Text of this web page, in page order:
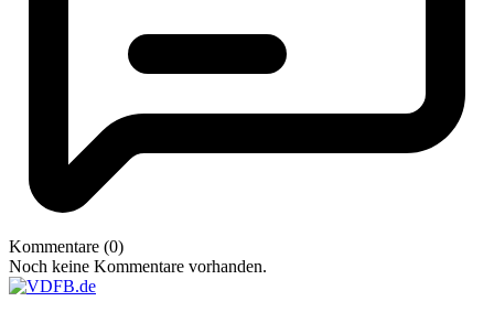
Kommentare (0)
Noch keine Kommentare vorhanden.